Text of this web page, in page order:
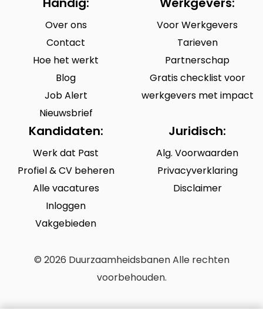
Over ons
Contact
Hoe het werkt
Blog
Job Alert
Nieuwsbrief
Voor Werkgevers
Tarieven
Partnerschap
Gratis checklist voor
werkgevers met impact
Kandidaten:
Werk dat Past
Profiel & CV beheren
Alle vacatures
Inloggen
Vakgebieden
Juridisch:
Alg. Voorwaarden
Privacyverklaring
Disclaimer
© 2026 Duurzaamheidsbanen Alle rechten
voorbehouden.